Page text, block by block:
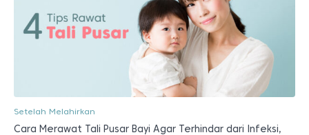
Setelah Melahirkan
Cara Merawat Tali Pusar Bayi Agar Terhindar dari Infeksi,